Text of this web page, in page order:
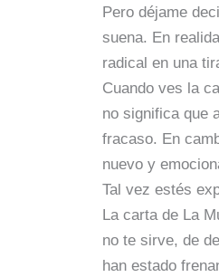
Pero déjame
suena. En
radical en una
Cuando ves la
no significa que
fracaso. En
nuevo y
Tal vez estés
La carta de La
no te sirve, de
han estado